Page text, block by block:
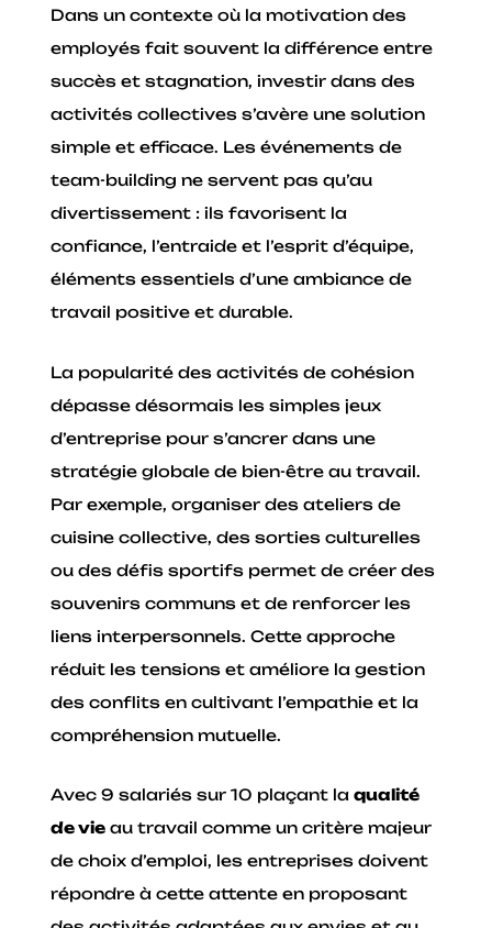
Dans un contexte où la motivation des
employés fait souvent la différence entre
succès et stagnation, investir dans des
activités collectives s’avère une solution
simple et efficace. Les événements de
team-building ne servent pas qu’au
divertissement : ils favorisent la
confiance, l’entraide et l’esprit d’équipe,
éléments essentiels d’une ambiance de
travail positive et durable.
La popularité des activités de cohésion
dépasse désormais les simples jeux
d’entreprise pour s’ancrer dans une
stratégie globale de bien-être au travail.
Par exemple, organiser des ateliers de
cuisine collective, des sorties culturelles
ou des défis sportifs permet de créer des
souvenirs communs et de renforcer les
liens interpersonnels. Cette approche
réduit les tensions et améliore la gestion
des conflits en cultivant l’empathie et la
compréhension mutuelle.
Avec 9 salariés sur 10 plaçant laqualité
de vie au travail comme un critère majeur
de choix d’emploi, les entreprises doivent
répondre à cette attente en proposant